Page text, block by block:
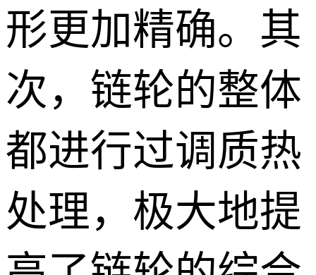
形更加精确。其
次，链轮的整体
都进行过调质热
处理，极大地提